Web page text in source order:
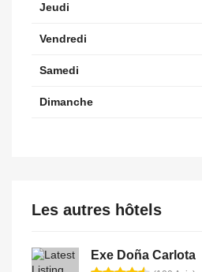
Jeudi
Vendredi
Samedi
Dimanche
Les autres hôtels
Exe Doña Carlota